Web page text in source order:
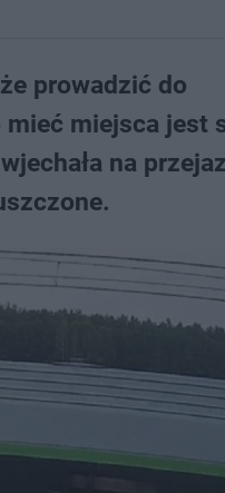
prowadzić do
mieć miejsca jest
na